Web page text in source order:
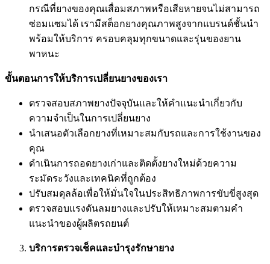
กรณีที่ยางของคุณเสื่อมสภาพหรือเสียหายจนไม่สามารถ
ซ่อมแซมได้ เรามีสต็อกยางคุณภาพสูงจากแบรนด์ชั้นนำ
พร้อมให้บริการ ครอบคลุมทุกขนาดและรุ่นของยาน
พาหนะ
ขั้นตอนการให้บริการเปลี่ยนยางของเรา
ตรวจสอบสภาพยางปัจจุบันและให้คำแนะนำเกี่ยวกับ
ความจำเป็นในการเปลี่ยนยาง
นำเสนอตัวเลือกยางที่เหมาะสมกับรถและการใช้งานของ
คุณ
ดำเนินการถอดยางเก่าและติดตั้งยางใหม่ด้วยความ
ระมัดระวังและเทคนิคที่ถูกต้อง
ปรับสมดุลล้อเพื่อให้มั่นใจในประสิทธิภาพการขับขี่สูงสุด
ตรวจสอบแรงดันลมยางและปรับให้เหมาะสมตามคำ
แนะนำของผู้ผลิตรถยนต์
บริการตรวจเช็คและบำรุงรักษายาง